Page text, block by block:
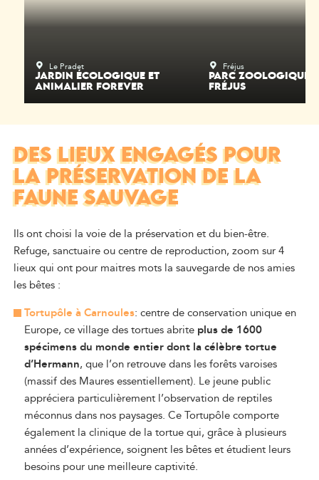
Le Pradet
JARDIN ÉCOLOGIQUE ET
ANIMALIER FOREVER
Fréjus
PARC ZOOLOGIQUE
FRÉJUS
DES LIEUX ENGAGÉS POUR
LA PRÉSERVATION DE LA
FAUNE SAUVAGE
Ils ont choisi la voie de la préservation et du bien-être.
Refuge, sanctuaire ou centre de reproduction, zoom sur 4
lieux qui ont pour maitres mots la sauvegarde de nos amies
les bêtes :
Tortupôle à Carnoules: centre de conservation unique en
Europe, ce village des tortues abrite plus de 1600
spécimens du monde entier dont la célèbre tortue
d’Hermann, que l’on retrouve dans les forêts varoises
(massif des Maures essentiellement). Le jeune public
appréciera particulièrement l’observation de reptiles
méconnus dans nos paysages. Ce Tortupôle comporte
également la clinique de la tortue qui, grâce à plusieurs
années d’expérience, soignent les bêtes et étudient leurs
besoins pour une meilleure captivité.